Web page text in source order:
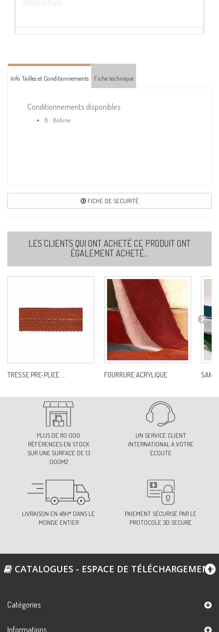
56
Info Tailles et Conditionnements Fiche technique
Conditionnements disponibles
B : Bobine
FICHE DE SECURITÉ
LES CLIENTS QUI ONT ACHETÉ CE PRODUIT ONT
ÉGALEMENT ACHETÉ...
TRESSE PRE-PLIEE ... FOURRURE ACRYLIQUE
PLUS DE 110 000
RÉFÉRENCES EN STOCK
SUR UNE SURFACE DE 13
000M2
UN SERVICE CLIENT
INTERNATIONAL À VOTRE
ÉCOUTE
LIVRAISON EN 48H* DANS LE
MONDE ENTIER
PAIEMENT SÉCURISÉ PAR LE
PROTOCOLE 3D SECURE
CATALOGUES - ESPACE DE TÉLÉCHARGEMENT
Catégories
Informations